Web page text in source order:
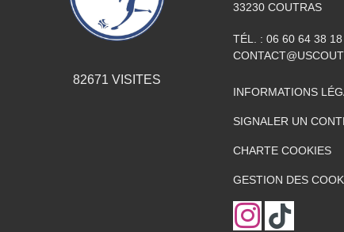
82671 VISITES
33230 COUTRAS
TÉL. : 06 60 64 38 18
INFORMATIONS
SIGNALER UN
CHARTE COOKIES
GESTION DES